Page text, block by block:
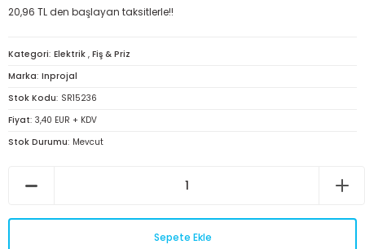
20,96 TL den başlayan taksitlerle!!
Kategori Elektrik , Fiş & Priz
Marka Inprojal
Stok Kodu SR15236
Fiyat 3,40 EUR + KDV
Stok Durumu Mevcut
Sepete Ekle